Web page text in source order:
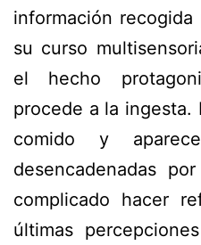
información
su curso
el hecho
procede a la ingesta.
comido y
desencadenadas
complicado hacer
últimas